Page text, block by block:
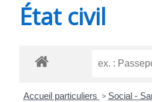
État civil
Accueil particuliers > Social -